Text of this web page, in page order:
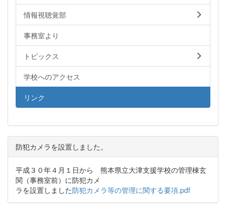
情報視聴覚部
事務室より
トピックス
学校へのアクセス
リンク
防犯カメラを設置しました。
平成３０年４月１日から 熊本県立大津支援学校の管理棟玄
関（事務室前）に防犯カメ
ラを設置しました防犯カメラ等の管理に関する要項.pdf